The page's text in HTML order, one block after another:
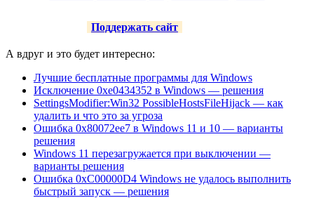
Поддержать сайт
А вдруг и это будет интересно:
Лучшие бесплатные программы для Windows
Исключение 0xe0434352 в Windows — решения
SettingsModifier:Win32 PossibleHostsFileHijack — как
удалить и что это за угроза
Ошибка 0x80072ee7 в Windows 11 и 10 — варианты
решения
Windows 11 перезагружается при выключении —
варианты решения
Ошибка 0xC00000D4 Windows не удалось выполнить
быстрый запуск — решения